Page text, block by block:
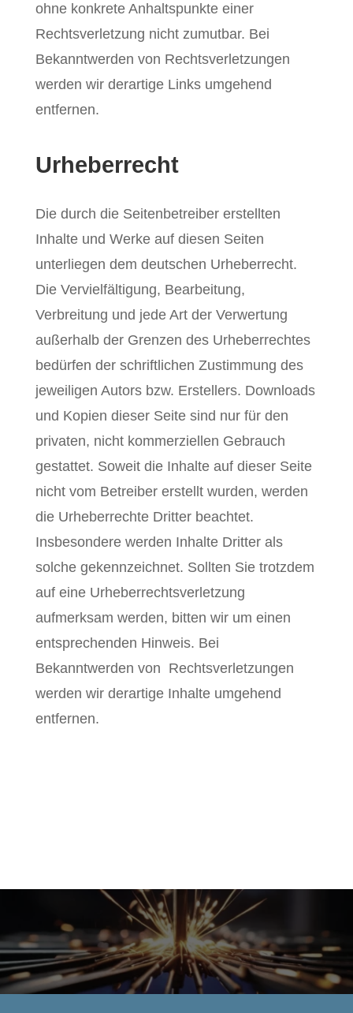
ohne konkrete Anhaltspunkte einer
Rechtsverletzung nicht zumutbar. Bei
Bekanntwerden von Rechtsverletzungen
werden wir derartige Links umgehend
entfernen.
Urheberrecht
Die durch die Seitenbetreiber erstellten
Inhalte und Werke auf diesen Seiten
unterliegen dem deutschen Urheberrecht.
Die Vervielfältigung, Bearbeitung,
Verbreitung und jede Art der Verwertung
außerhalb der Grenzen des Urheberrechtes
bedürfen der schriftlichen Zustimmung des
jeweiligen Autors bzw. Erstellers. Downloads
und Kopien dieser Seite sind nur für den
privaten, nicht kommerziellen Gebrauch
gestattet. Soweit die Inhalte auf dieser Seite
nicht vom Betreiber erstellt wurden, werden
die Urheberrechte Dritter beachtet.
Insbesondere werden Inhalte Dritter als
solche gekennzeichnet. Sollten Sie trotzdem
auf eine Urheberrechtsverletzung
aufmerksam werden, bitten wir um einen
entsprechenden Hinweis. Bei
Bekanntwerden von Rechtsverletzungen
werden wir derartige Inhalte umgehend
entfernen.